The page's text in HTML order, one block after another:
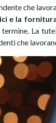
che
e la
La
che